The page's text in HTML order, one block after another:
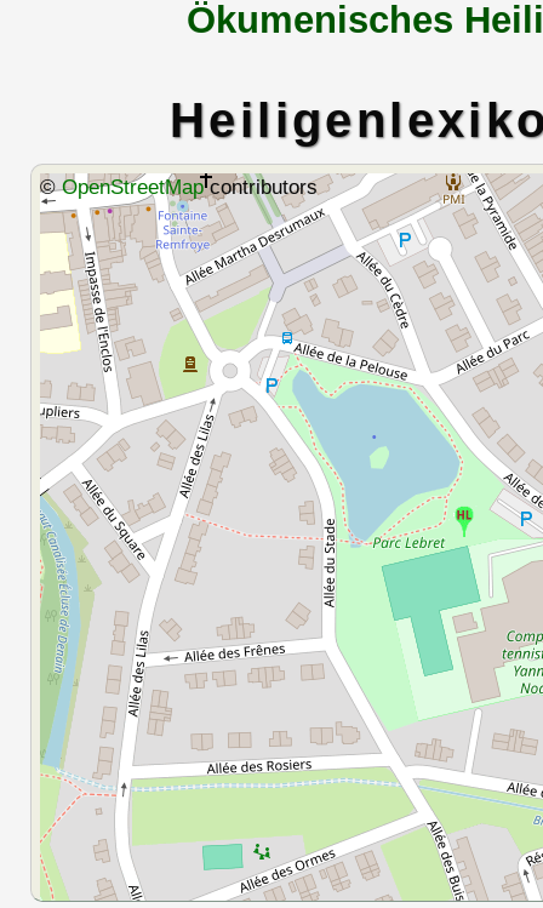
Ökumenisches
©OpenStreetMapcontributors